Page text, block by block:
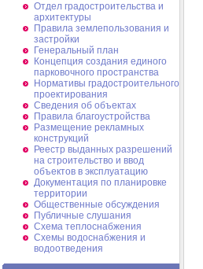
Отдел градостроительства и
архитектуры
Правила землепользования и
застройки
Генеральный план
Концепция создания единого
парковочного пространства
Нормативы градостроительного
проектирования
Сведения об объектах
Правила благоустройства
Размещение рекламных
конструкций
Реестр выданных разрешений
на строительство и ввод
объектов в эксплуатацию
Документация по планировке
территории
Общественные обсуждения
Публичные слушания
Схема теплоснабжения
Схемы водоснабжения и
водоотведения